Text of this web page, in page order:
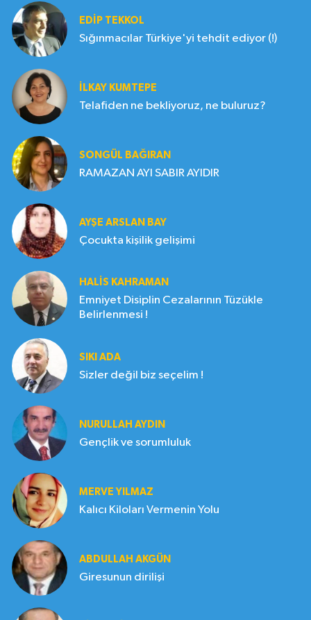
EDIP TEKKOL
Sığınmacılar Türkiye'yi tehdit ediyor (!)
İLKAY KUMTEPE
Telafiden ne bekliyoruz, ne buluruz?
SONGÜL BAĞIRAN
RAMAZAN AYI SABIR AYIDIR
AYŞE ARSLAN BAY
Çocukta kişilik gelişimi
HALIS KAHRAMAN
Emniyet Disiplin Cezalarının Tüzükle
Belirlenmesi !
SIKI ADA
Sizler değil biz seçelim !
NURULLAH AYDIN
Gençlik ve sorumluluk
MERVE YILMAZ
Kalıcı Kiloları Vermenin Yolu
ABDULLAH AKGÜN
Giresunun dirilişi